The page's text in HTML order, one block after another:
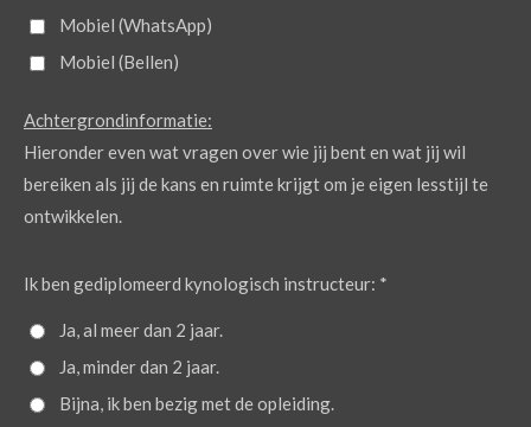
Mobiel (WhatsApp)
Mobiel (Bellen)
Achtergrondinformatie:
Hieronder even wat vragen over wie jij bent en wat jij wil
bereiken als jij de kans en ruimte krijgt om je eigen lesstijl te
ontwikkelen.
Ik ben gediplomeerd kynologisch instructeur: *
Ja, al meer dan 2 jaar.
Ja, minder dan 2 jaar.
Bijna, ik ben bezig met de opleiding.